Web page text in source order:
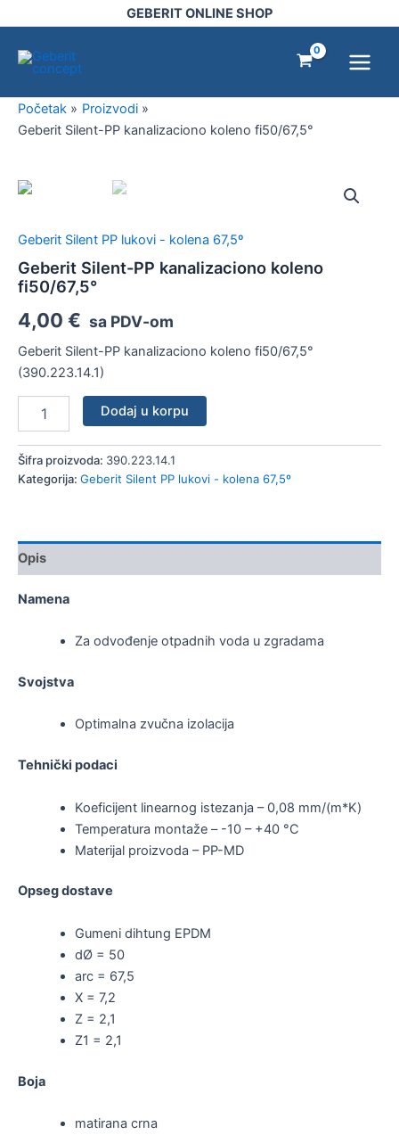
na
sadržaj
GEBERIT ONLINE SHOP
Menu
Početak
Proizvodi
Geberit Silent-PP kanalizaciono koleno fi50/67,5°
Geberit Silent PP lukovi - kolena 67,5º
Geberit Silent-PP kanalizaciono koleno
fi50/67,5°
4,00 € sa PDV-om
Geberit Silent-PP kanalizaciono koleno fi50/67,5°
(390.223.14.1)
Silent-
koleno
fi50/67,5°
količina
Dodaj u korpu
Šifra proizvoda: 390.223.14.1
Kategorija: Geberit Silent PP lukovi - kolena 67,5º
Opis
Namena
Za odvođenje otpadnih voda u zgradama
Svojstva
Optimalna zvučna izolacija
Tehnički podaci
Koeficijent linearnog istezanja – 0,08 mm/(m*K)
Temperatura montaže – -10 – +40 °C
Materijal proizvoda – PP-MD
Opseg dostave
Gumeni dihtung EPDM
dØ = 50
arc = 67,5
X = 7,2
Z = 2,1
Z1 = 2,1
Boja
matirana crna